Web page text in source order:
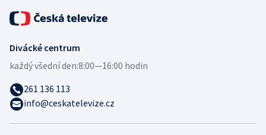
Divácké centrum
každý všední den:8:00—16:00 hodin
261 136 113
info@ceskatelevize.cz